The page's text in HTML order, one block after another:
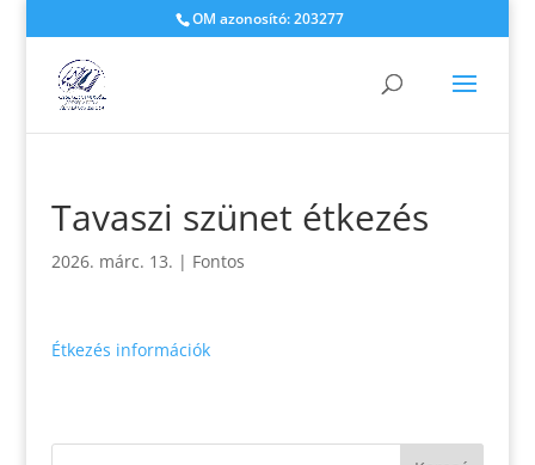
OM azonosító: 203277
Tavaszi szünet étkezés
2026. márc. 13. | Fontos
Étkezés információk